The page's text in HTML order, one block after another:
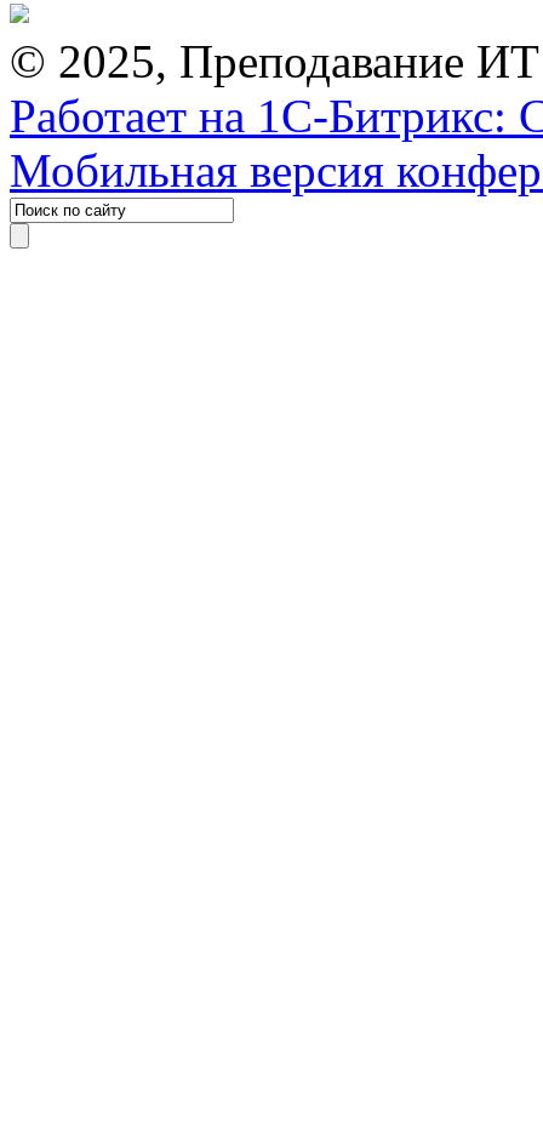
© 2025, Преподавание
Работает на 1С-Битрикс:
Мобильная версия